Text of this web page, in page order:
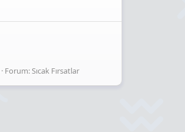
Forum:Sıcak Fırsatlar